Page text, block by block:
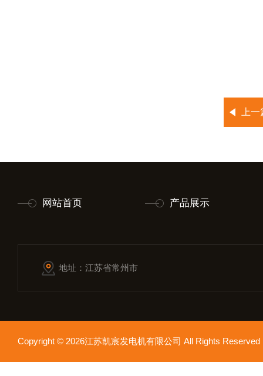
上
网站首页 产品展示
地址：江苏省常州市
Copyright © 2026江苏凯宸发电机有限公司 All Rights